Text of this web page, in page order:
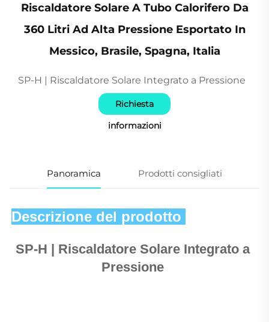
Riscaldatore Solare A Tubo Calorifero Da
360 Litri Ad Alta Pressione Esportato In
Messico, Brasile, Spagna, Italia
SP-H | Riscaldatore Solare Integrato a Pressione
Richiesta
informazioni
Panoramica Prodotti consigliati
Descrizione del prodotto
SP-H | Riscaldatore Solare Integrato a
Pressione